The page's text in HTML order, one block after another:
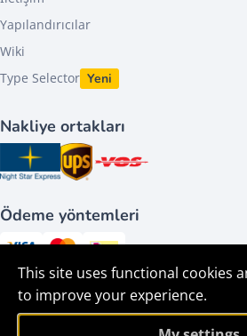
This site uses functional cookies
to improve your experience.
Yapılandırıcılar
Wiki
Type Selector Yeni
Nakliye ortakları
Ödeme yöntemleri
Bizi takip edin